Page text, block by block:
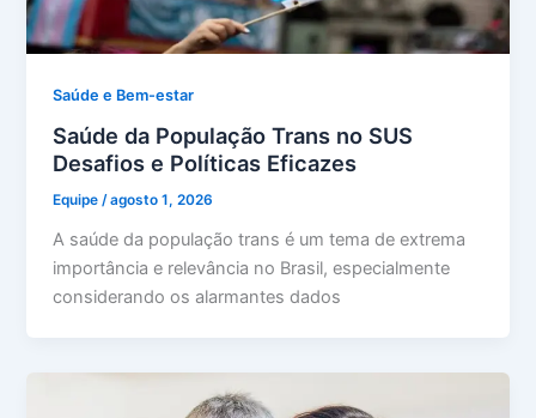
Saúde e Bem-estar
Saúde da População Trans no SUS
Desafios e Políticas Eficazes
Equipe/agosto 1, 2026
A saúde da população trans é um tema de extrema
importância e relevância no Brasil, especialmente
considerando os alarmantes dados